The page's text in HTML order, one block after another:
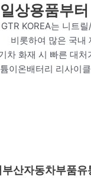
일상용품부
GTR KOREA는 니트
비롯하여 많은 국내
차 화재 시 빠른 대
이온배터리 리사이
산자동차부품유